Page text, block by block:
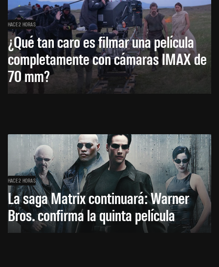
HACE 2 HORAS
¿Qué tan caro es filmar una película
completamente con cámaras IMAX de
70 mm?
HACE 2 HORAS
La saga Matrix continuará: Warner
Bros. confirma la quinta película